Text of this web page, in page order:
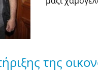
της